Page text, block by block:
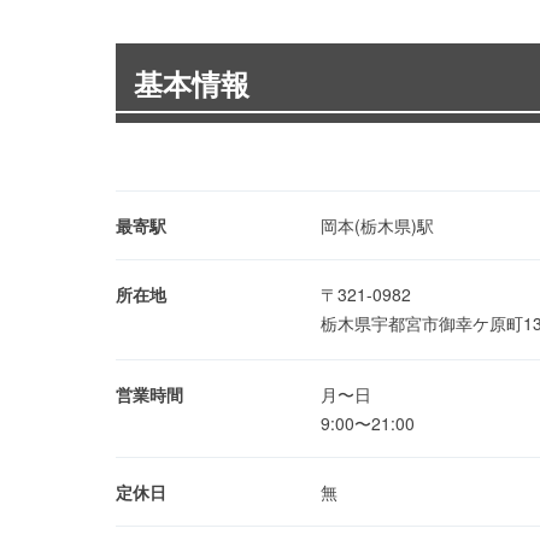
基本情報
最寄駅 岡本(栃木県)駅
所在地
〒321-0982
栃木県宇都宮市御幸ケ原町
営業時間
月〜日
9:00〜21:00
定休日 無